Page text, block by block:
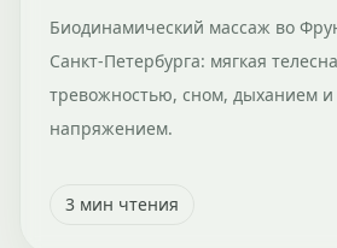
Биодинамический массаж во
Санкт-Петербурга: мягкая
тревожностью, сном, дыханием
напряжением.
3 мин чтения